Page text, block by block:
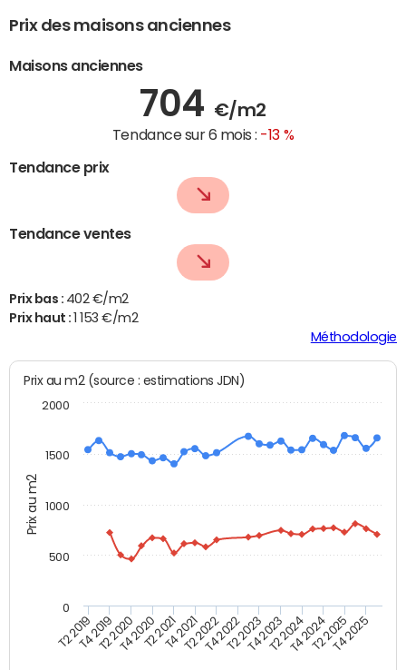
Prix des maisons anciennes
Maisons anciennes
704 €/m2
Tendance sur 6 mois : -13 %
Tendance prix
Tendance ventes
Prix bas : 402 €/m2
Prix haut :
1 153 €/m2
Méthodologie
Prix au m2
Prix au m2 (source : estimations JDN)
T2 2019T4 2019T2 2020T4 2020T2 2021T4 2021T2 2022T4 2022T2 2023T4 2023T2 2024T4 2024T2 2025T4 2025
0
500
1000
1500
2000